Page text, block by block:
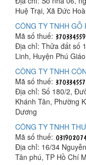
Huệ Trại, Xã Đức
CÔNG TY TNHH GỖ
Mã số thuế:
Địa chỉ: Thửa đất số
Linh, Huyện Phú
CÔNG TY TNHH
Mã số thuế:
Địa chỉ: Số 180/2,
Khánh Tân, Phường
Dương
CÔNG TY TNHH
Mã số thuế:
Địa chỉ: 16/34
Tân phú, TP Hồ Chí